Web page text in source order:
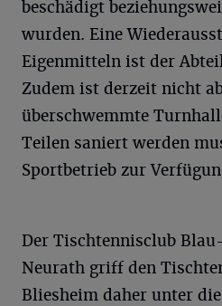
beschädigt
wurden. Eine
Eigenmitteln ist der
Zudem ist derzeit nicht
überschwemmte
Teilen saniert werden
Sportbetrieb zur
Der Tischtennisclub
Neurath griff den
Bliesheim daher unter